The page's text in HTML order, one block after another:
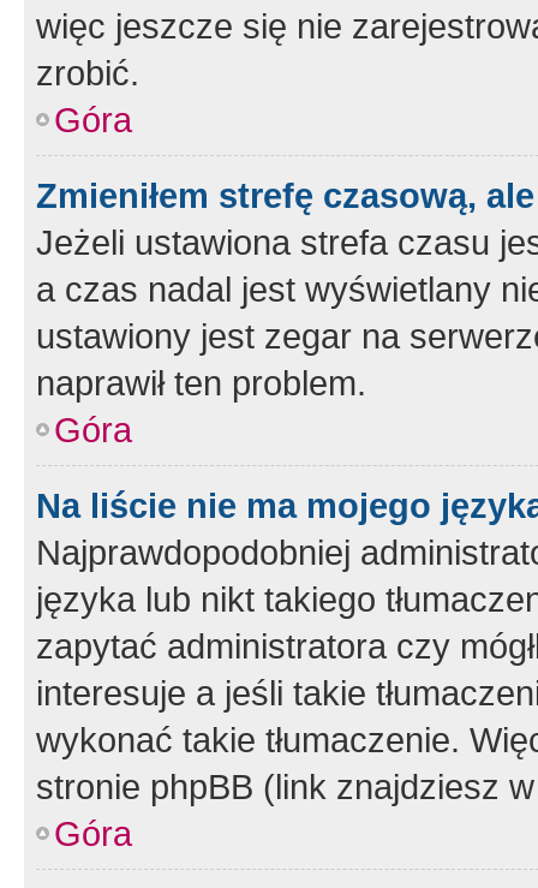
więc jeszcze się nie
zrobić.
Góra
Zmieniłem strefę czasową,
Jeżeli ustawiona strefa czasu
a czas nadal jest wyświetlany
ustawiony jest zegar na
naprawił ten problem.
Góra
Na liście nie ma mojego
Najprawdopodobniej
języka lub nikt takiego
zapytać administratora czy
interesuje a jeśli takie
wykonać takie tłumaczenie.
stronie phpBB (link znajdziesz
Góra